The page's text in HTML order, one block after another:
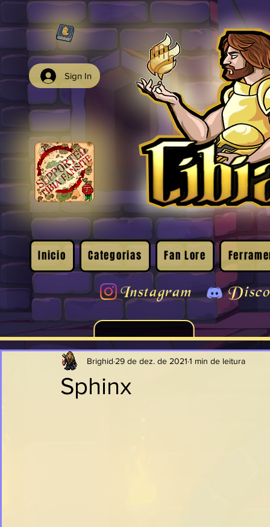
Sign In
Inicio Categorias Fan Lore
Instagram
Sphinx
Brighid 29 de dez. de 2021 1 min de leitura